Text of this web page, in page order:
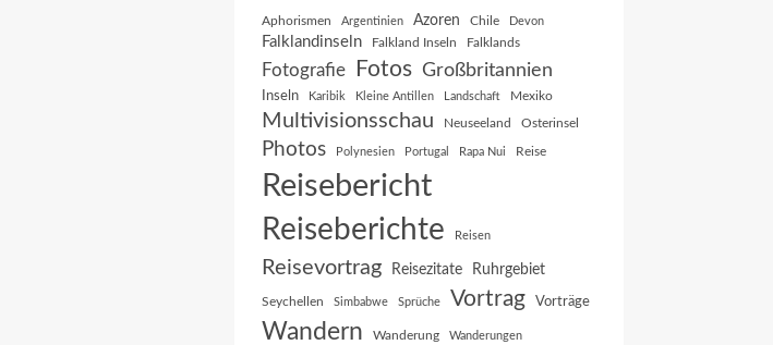
Aphorismen Argentinien Azoren Chile Devon
Falklandinseln Falkland Inseln Falklands
Fotografie Fotos Großbritannien
Inseln Karibik Kleine Antillen Landschaft Mexiko
Multivisionsschau Neuseeland Osterinsel
Photos Polynesien Portugal Rapa Nui Reise
Reisebericht
Reiseberichte Reisen
Reisevortrag Reisezitate Ruhrgebiet
Seychellen Simbabwe Sprüche Vortrag Vorträge
Wandern Wanderung Wanderungen